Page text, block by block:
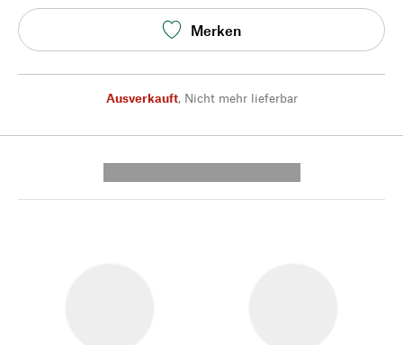
Merken
Ausverkauft, Nicht mehr lieferbar